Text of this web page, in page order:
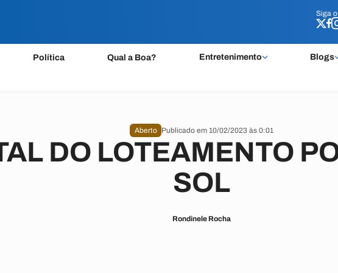
Siga o
Política Qual a Boa? Entretenimento Blogs
Siga o
Aberto Publicado em 10/02/2023 às 0:01
DO LOTEAMENTO
SOL
Rondinele Rocha